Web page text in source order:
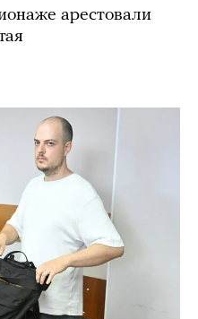
арестовали